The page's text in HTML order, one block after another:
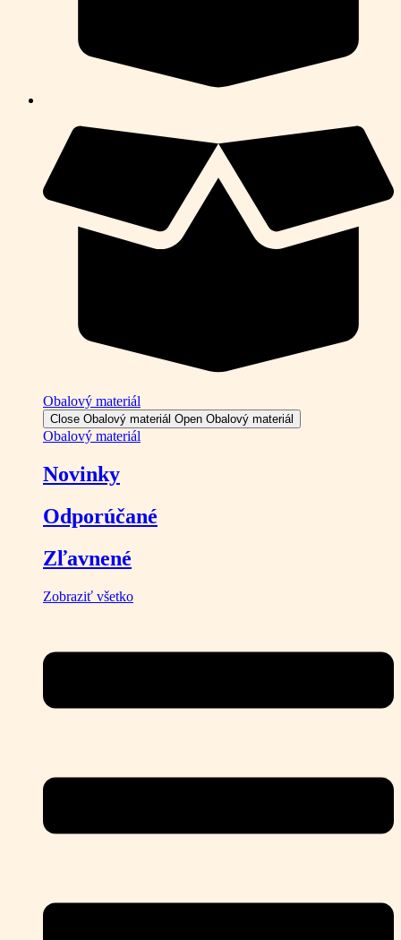
Obalový materiál
Close Obalový materiál Open Obalový materiál
Obalový materiál
Novinky
Odporúčané
Zľavnené
Zobraziť všetko